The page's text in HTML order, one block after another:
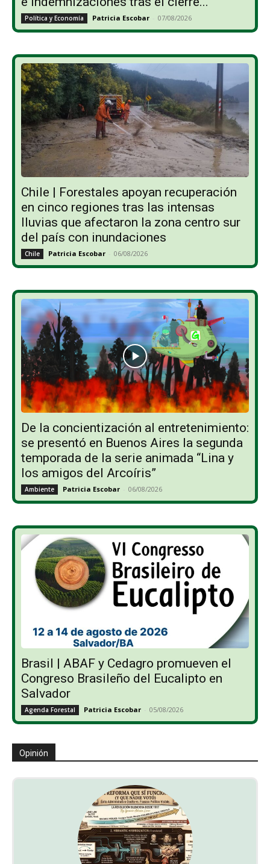
Política y Economía Patricia Escobar - 07/08/2026
Chile | Forestales apoyan recuperación
en cinco regiones tras las intensas
lluvias que afectaron la zona centro sur
del país con inundaciones
Chile Patricia Escobar - 06/08/2026
De la concientización al entretenimiento:
se presentó en Buenos Aires la segunda
temporada de la serie animada “Lina y
los amigos del Arcoíris”
Ambiente Patricia Escobar - 06/08/2026
Brasil | ABAF y Cedagro promueven el
Congreso Brasileño del Eucalipto en
Salvador
Agenda Forestal Patricia Escobar - 05/08/2026
Opinión